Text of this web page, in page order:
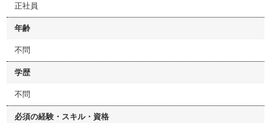
正社員
年齢
不問
学歴
不問
必須の経験・スキル・資格